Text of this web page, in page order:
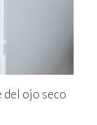
del ojo seco